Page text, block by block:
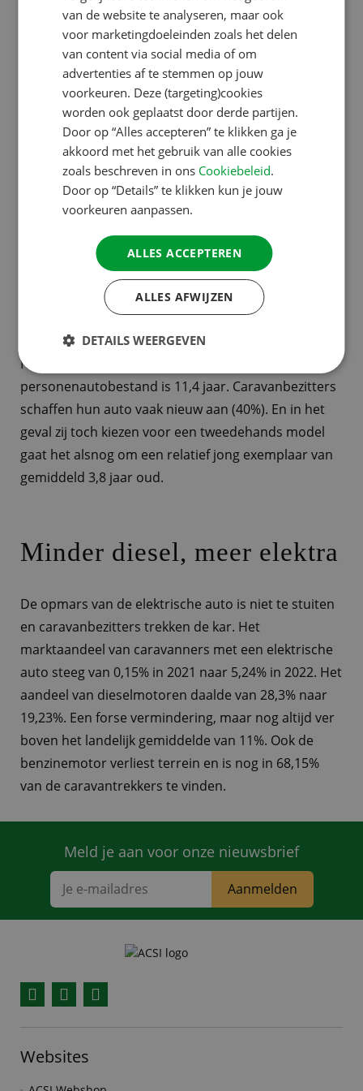
CX-5 namelijk ook de lijst met meest verkochte
nieuwe auto’s onder caravanbezitters aan. De
Hyundai Tucson volgt met 8,11% op plek twee.
Opvallend is hier de opkomst van de Kia Sportage.
Met een aandeel van 7,21% klom dit model naar de
derde plaats.
Jong wagenpark
Uit het ACSI Trekauto-onderzoek komt ook naar
voren dat caravanbezitters in relatief jonge auto’s
rijden. Iets meer dan de helft van alle auto’s is niet
ouder dan vijf jaar en 87% is niet ouder dan tien jaar.
Ook hier lopen caravanbezitters voor op doorsnee
Nederland. De gemiddelde leeftijd van het totale
personenautobestand is 11,4 jaar. Caravanbezitters
schaffen hun auto vaak nieuw aan (40%). En in het
geval zij toch kiezen voor een tweedehands model
gaat het alsnog om een relatief jong exemplaar van
gemiddeld 3,8 jaar oud.
Minder diesel, meer elektra
De opmars van de elektrische auto is niet te stuiten
en caravanbezitters trekken de kar. Het
marktaandeel van caravanners met een elektrische
auto steeg van 0,15% in 2021 naar 5,24% in 2022. Het
aandeel van dieselmotoren daalde van 28,3% naar
19,23%. Een forse vermindering, maar nog altijd ver
boven het landelijk gemiddelde van 11%. Ook de
benzinemotor verliest terrein en is nog in 68,15%
van de caravantrekkers te vinden.
Meld je aan voor onze nieuwsbrief
Aanmelden
Websites
FRENCH
GERMAN
SPANISH
SWEDISH
van de website te analyseren, maar ook
voor marketingdoeleinden zoals het delen
van content via social media of om
advertenties af te stemmen op jouw
voorkeuren. Deze (targeting)cookies
worden ook geplaatst door derde partijen.
Door op “Alles accepteren” te klikken ga je
akkoord met het gebruik van alle cookies
zoals beschreven in ons Cookiebeleid.
Door op “Details” te klikken kun je jouw
voorkeuren aanpassen.
ALLES ACCEPTEREN
ALLES AFWIJZEN
DETAILS WEERGEVEN